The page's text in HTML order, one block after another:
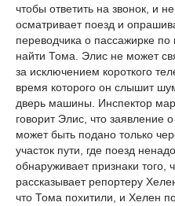
чтобы ответить на звонок, и
осматривает поезд и
переводчика о пассажирке
найти Тома. Элис не может
за исключением короткого
время которого он слышит
дверь машины. Инспектор
говорит Элис, что заявление
может быть подано только
участок пути, где поезд
обнаруживает признаки
рассказывает репортеру
что Тома похитили, и Хелен